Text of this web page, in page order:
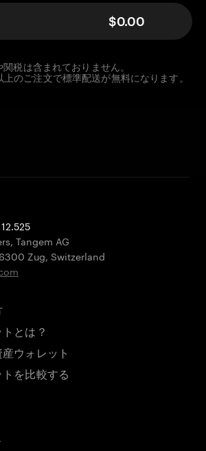
$0.00
関税は含まれておりません。
のご注文で標準配送が無料になります。
Tangem AG
6300 Zug, Switzerland
とは？
ウォレット
を比較する